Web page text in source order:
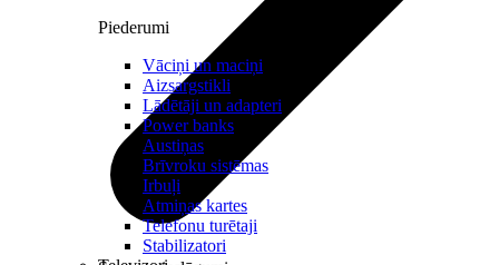
Piederumi
Vāciņi un maciņi
Aizsargstikli
Lādētāji un adapteri
Power banks
Austiņas
Brīvroku sistēmas
Irbuļi
Atmiņas kartes
Telefonu turētaji
Stabilizatori